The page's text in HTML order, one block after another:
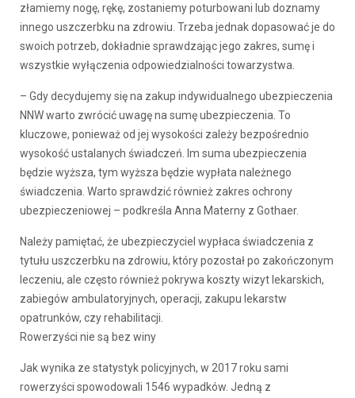
złamiemy nogę, rękę, zostaniemy poturbowani lub doznamy
innego uszczerbku na zdrowiu. Trzeba jednak dopasować je do
swoich potrzeb, dokładnie sprawdzając jego zakres, sumę i
wszystkie wyłączenia odpowiedzialności towarzystwa.
– Gdy decydujemy się na zakup indywidualnego ubezpieczenia
NNW warto zwrócić uwagę na sumę ubezpieczenia. To
kluczowe, ponieważ od jej wysokości zależy bezpośrednio
wysokość ustalanych świadczeń. Im suma ubezpieczenia
będzie wyższa, tym wyższa będzie wypłata należnego
świadczenia. Warto sprawdzić również zakres ochrony
ubezpieczeniowej – podkreśla Anna Materny z Gothaer.
Należy pamiętać, że ubezpieczyciel wypłaca świadczenia z
tytułu uszczerbku na zdrowiu, który pozostał po zakończonym
leczeniu, ale często również pokrywa koszty wizyt lekarskich,
zabiegów ambulatoryjnych, operacji, zakupu lekarstw
opatrunków, czy rehabilitacji.
Rowerzyści nie są bez winy
Jak wynika ze statystyk policyjnych, w 2017 roku sami
rowerzyści spowodowali 1546 wypadków. Jedną z